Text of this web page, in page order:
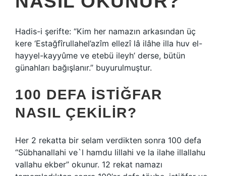
Hadis-i şerifte: “Kim her namazın arkasından üç
kere ‘Estağfîrullahel’azîm ellezî lâ ilâhe illa huv el-
hayyel-kayyûme ve etebü ileyh’ derse, bütün
günahları bağışlanır.” buyurulmuştur.
100 DEFA ISTIĞFAR
NASIL ÇEKILIR?
Her 2 rekatta bir selam verdikten sonra 100 defa
“Sübhanallahi ve`l hamdu lillahi ve la ilahe illallahu
vallahu ekber” okunur. 12 rekat namazı